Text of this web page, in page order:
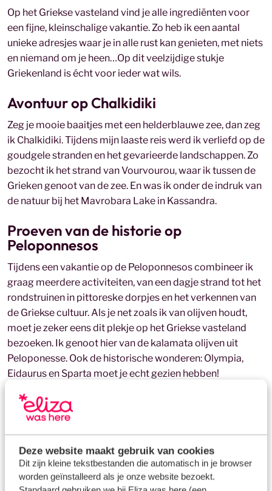
Deze website maakt gebruik van cookies
Dit zijn kleine tekstbestanden die automatisch in je browser
worden geïnstalleerd als je onze website bezoekt.
Op het Griekse vasteland vind je alle ingrediënten voor
een fijne, kleinschalige vakantie. Zo heb ik een aantal
unieke adresjes waar je in alle rust kan genieten, met niets
en niemand om je heen…Op dit veelzijdige stukje
Griekenland is écht voor ieder wat wils.
Avontuur op Chalkidiki
Zeg je mooie baaitjes met een helderblauwe zee, dan zeg
ik Chalkidiki. Tijdens mijn laaste reis werd ik verliefd op de
goudgele stranden en het gevarieerde landschappen. Zo
bezocht ik het strand van Vourvourou, waar ik tussen de
Grieken genoot van de zee. En was ik onder de indruk van
de natuur bij het Mavrobara Lake in Kassandra.
Proeven van de historie op
Peloponnesos
Tijdens een vakantie op de Peloponnesos combineer ik
graag meerdere activiteiten, van een dagje strand tot het
rondstruinen in pittoreske dorpjes en het verkennen van
de Griekse cultuur. Als je net zoals ik van olijven houdt,
moet je zeker eens dit plekje op het Griekse vasteland
bezoeken. Ik genoot hier van de kalamata olijven uit
Peloponesse. Ook de historische wonderen: Olympia,
Eidaurus en Sparta moet je echt gezien hebben!
Het charmante Parga op Epirus
De streek waar ik toch iedere keer weer terugkom voor
pittoresk restaurantje en mij mengen onder de locals. De
obers vertellen bijzondere verhalen over het vangen van
de vis. Na een bezoek aan Epirus ben ik altijd weer rijker